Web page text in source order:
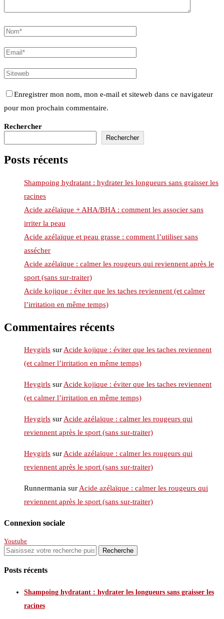
Enregistrer mon nom, mon e-mail et siteweb dans ce navigateur
pour mon prochain commentaire.
Rechercher
Rechercher
Posts récents
Shampoing hydratant : hydrater les longueurs sans graisser les
racines
Acide azélaïque + AHA/BHA : comment les associer sans
irriter la peau
Acide azélaïque et peau grasse : comment l’utiliser sans
assécher
Acide azélaïque : calmer les rougeurs qui reviennent après le
sport (sans sur-traiter)
Acide kojique : éviter que les taches reviennent (et calmer
l’irritation en même temps)
Commentaires récents
Heygirls surAcide kojique : éviter que les taches reviennent
(et calmer l’irritation en même temps)
Heygirls surAcide kojique : éviter que les taches reviennent
(et calmer l’irritation en même temps)
Heygirls surAcide azélaïque : calmer les rougeurs qui
reviennent après le sport (sans sur-traiter)
Heygirls surAcide azélaïque : calmer les rougeurs qui
reviennent après le sport (sans sur-traiter)
Runnermania surAcide azélaïque : calmer les rougeurs qui
reviennent après le sport (sans sur-traiter)
Connexion sociale
Youtube
Posts récents
Shampoing hydratant : hydrater les longueurs sans graisser les
racines